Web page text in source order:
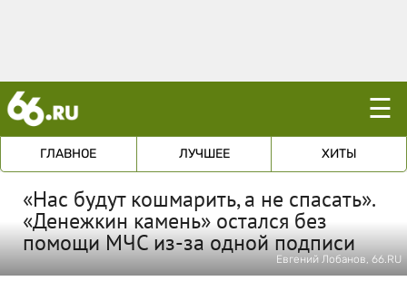
☰
ГЛАВНОЕ ЛУЧШЕЕ ХИТЫ
«Нас будут кошмарить, а не спасать».
«Денежкин камень» остался без
помощи МЧС из-за одной подписи
Евгений Лобанов, 66.RU